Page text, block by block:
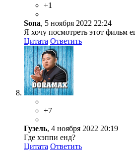
+1
Sona, 5 ноября 2022 22:24
Я хочу посмотреть этот фильм
Цитата Ответить
+7
Гузель, 4 ноября 2022 20:19
Где хэппи енд?
Цитата Ответить